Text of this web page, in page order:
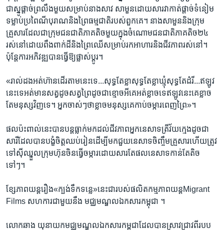
ជាស្នូ​ផ្តាច់​ព្រលឹង​មួយ​សម្រាប់នាង​សាវ សាមួន​ដោយ​សារ​វា​កាត់​ផ្តាច់​ទំនៀម​
ទម្លាប់ប្រពៃ​ណីបុរាណ​និងព្រៃ​ធម្មជាតិ​របស់​ពួកគេ។ នាង​សាមួន​និង​ក្រុម​
គ្រួសារ​ដែល​ជាក្រុម​ជន​ជាតិភាគតិច​មួយ​ក្នុងចំណោម​ជនជាតិ​ភាគ​តិច​២៤​
រស់​នៅ​ដោយ​ពឹង​ពាក់​ដី​និង​ព្រៃ​ឈើ​សម្រាប់​រក​អាហារ​និង​ជីវភាព​រស់​នៅ។
ប៉ុន្តែ​ការអភិវឌ្ឍ​បាន​ធ្វើ​ឱ្យ​ផ្លាស់ប្តូរ។
«រាល់​ដង​អត់​ហ៊ាន​ដើរ​តាម​នេះ​ទេ​...សុទ្ធ​តែ​ខ្លា​សុទ្ធ​តែ​ខ្លាឃ្មុំ​សុទ្ធ​តែ​ដំរី​...ឥឡូវ​
នេះ​ទេ​អត់​មាន​សត្វ​ដូច​សត្វ​ព្រៃ​ដូច​ជា​ខ្មោច​អី​គេ​អត់​ខ្លាច​ទេ​ឥឡូវ​នេះ​គេ​ខ្លាច​
តែ​មនុស្ស​វិញ​ទេ។ អ្នក​ចាស់​ៗ​ថា​ខ្លាច​មនុស្ស​គេ​កាប់​ចម្ការ​ពេញ​ព្រៃ»។
ផល​ប៉ះពាល់នេះ​បាន​បន្ត​ធ្លាក់​មកដល់​ជីវភាព​អ្នក​នេសាទ​ត្រី​វ័យ​ក្មេង​ដូច​ជា​
សារី​ដែល​បាន​បង្ខំ​ចិត្ត​ឈប់​រៀន​ដើម្បី​មក​ជួយ​នេសាទ​ចិញ្ចឹម​គ្រួសារ​ហើយ​ត្រូវ​
ទៅ​ស៊ីឈ្នួល​ក្រុម​ហ៊ុន​ចិន​ធ្វើ​ចម្ការ​ដោយ​សារ​តែ​ផល​នេសាទ​កាន់​តែ​តិច
ទៅៗ។
ខ្សែ​ភាព​យន្ត​រឿង​«ក្បង់​ទឹក​ទន្លេ»នេះ​ជា​របស់​ផលិតកម្ម​ភាព​យន្ត​Migrant
Films សហការ​ជាមួយ​នឹង មជ្ឈ​មណ្ឌល​ឯកសារ​កម្ពុជា ។​
លោក​ឆាង យុ​នាយ​ក​មជ្ឈមណ្ឌល​ឯកសារកម្ពុជា​ដែល​បាន​ស្រាវជ្រាវ​ពី​របប​